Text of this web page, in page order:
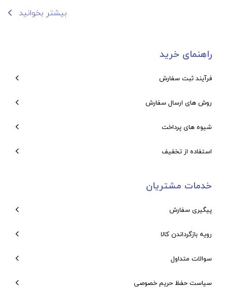
بیشتر بخوانید
راهنمای خرید
فرآیند ثبت سفارش
روش های ارسال سفارش
شیوه های پرداخت
استفاده از تخفیف
خدمات مشتریان
پیگیری سفارش
رویه بازگرداندن کالا
سوالات متداول
سیاست حفظ حریم خصوصی